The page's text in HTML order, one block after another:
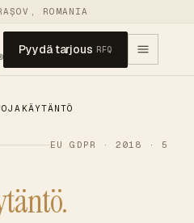
ROMANIA
Pyydä tarjous RFQ
EU GDPR · 2018 · 5